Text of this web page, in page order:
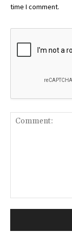
time I comment.